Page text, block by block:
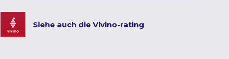
Siehe auch die Vivino-rating